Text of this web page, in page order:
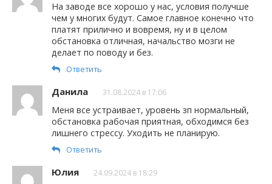
На заводе все хорошо у нас, условия получше
чем у многих будут. Самое главное конечно что
платят прилично и вовремя, ну и в целом
обстановка отличная, начальство мозги не
делает по поводу и без.
Ответить
Данила 31.08.2024 в 17:06
Меня все устраивает, уровень зп нормальный,
обстановка рабочая приятная, обходимся без
лишнего стрессу. Уходить не планирую.
Ответить
Юлия 24.09.2024 в 18:29